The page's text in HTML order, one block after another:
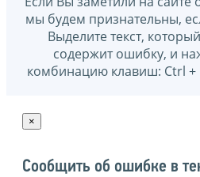
мы будем признательны,
Выделите текст,
содержит ошибку, и
комбинацию клавиш: Ctrl
×
Сообщить об ошибке в